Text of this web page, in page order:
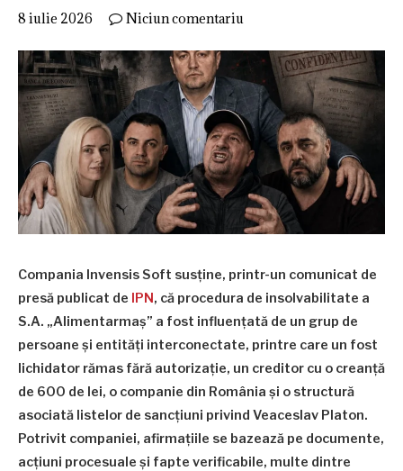
8 iulie 2026 Niciun comentariu
Compania Invensis Soft susține, printr-un comunicat de
presă publicat de IPN, că procedura de insolvabilitate a
S.A. „Alimentarmaș” a fost influențată de un grup de
persoane și entități interconectate, printre care un fost
lichidator rămas fără autorizație, un creditor cu o creanță
de 600 de lei, o companie din România și o structură
asociată listelor de sancțiuni privind Veaceslav Platon.
Potrivit companiei, afirmațiile se bazează pe documente,
acțiuni procesuale și fapte verificabile, multe dintre